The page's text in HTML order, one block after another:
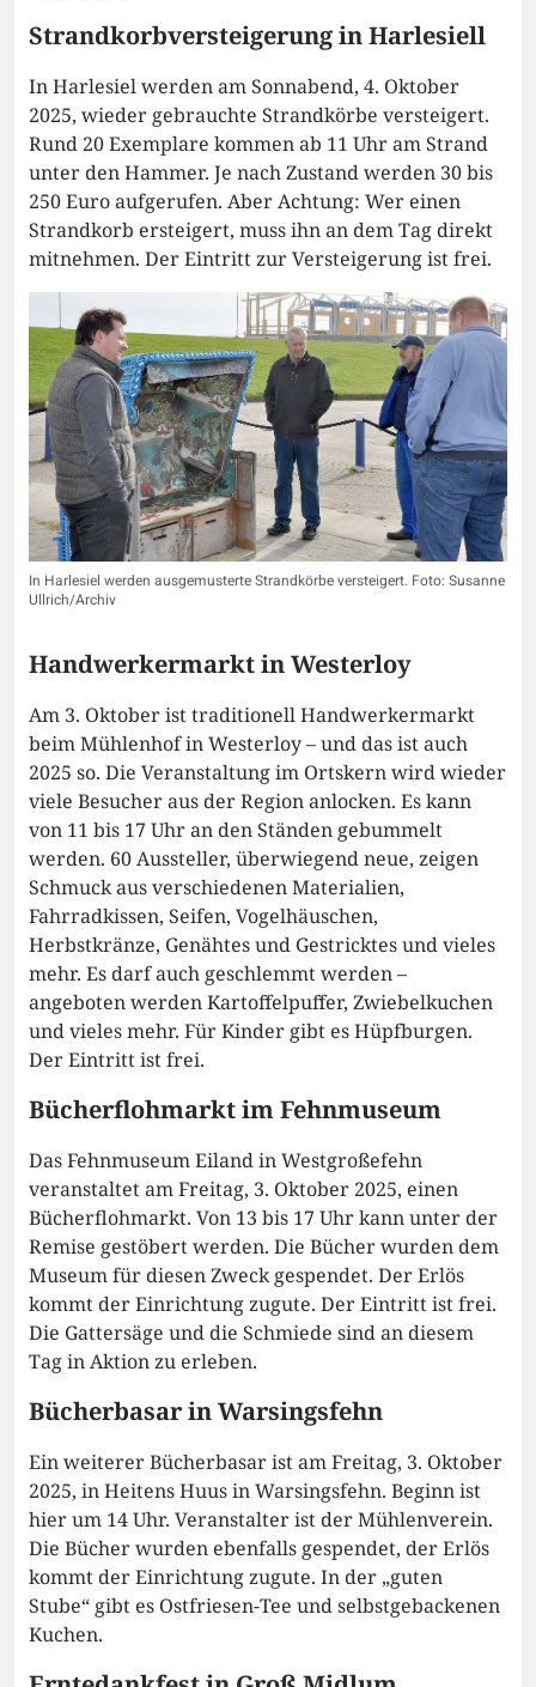
Strandkorbversteigerung in Harlesiell
In Harlesiel werden am Sonnabend, 4. Oktober
2025, wieder gebrauchte Strandkörbe versteigert.
Rund 20 Exemplare kommen ab 11 Uhr am Strand
unter den Hammer. Je nach Zustand werden 30 bis
250 Euro aufgerufen. Aber Achtung: Wer einen
Strandkorb ersteigert, muss ihn an dem Tag direkt
mitnehmen. Der Eintritt zur Versteigerung ist frei.
In Harlesiel werden ausgemusterte Strandkörbe versteigert. Foto: Susanne
Ullrich/Archiv
Handwerkermarkt in Westerloy
Am 3. Oktober ist traditionell Handwerkermarkt
beim Mühlenhof in Westerloy – und das ist auch
2025 so. Die Veranstaltung im Ortskern wird wieder
viele Besucher aus der Region anlocken. Es kann
von 11 bis 17 Uhr an den Ständen gebummelt
werden. 60 Aussteller, überwiegend neue, zeigen
Schmuck aus verschiedenen Materialien,
Fahrradkissen, Seifen, Vogelhäuschen,
Herbstkränze, Genähtes und Gestricktes und vieles
mehr. Es darf auch geschlemmt werden –
angeboten werden Kartoffelpuffer, Zwiebelkuchen
und vieles mehr. Für Kinder gibt es Hüpfburgen.
Der Eintritt ist frei.
Bücherflohmarkt im Fehnmuseum
Das Fehnmuseum Eiland in Westgroßefehn
veranstaltet am Freitag, 3. Oktober 2025, einen
Bücherflohmarkt. Von 13 bis 17 Uhr kann unter der
Remise gestöbert werden. Die Bücher wurden dem
Museum für diesen Zweck gespendet. Der Erlös
kommt der Einrichtung zugute. Der Eintritt ist frei.
Die Gattersäge und die Schmiede sind an diesem
Tag in Aktion zu erleben.
Bücherbasar in Warsingsfehn
Ein weiterer Bücherbasar ist am Freitag, 3. Oktober
2025, in Heitens Huus in Warsingsfehn. Beginn ist
hier um 14 Uhr. Veranstalter ist der Mühlenverein.
Die Bücher wurden ebenfalls gespendet, der Erlös
kommt der Einrichtung zugute. In der „guten
Stube“ gibt es Ostfriesen-Tee und selbstgebackenen
Kuchen.